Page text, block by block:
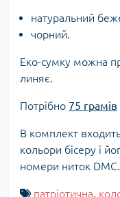
натуральний
чорний.
Еко-сумку можна
линяє.
Потрібно 75 грамів
В комплект входить
кольори бісеру і
номери ниток DMC.
патріотична,